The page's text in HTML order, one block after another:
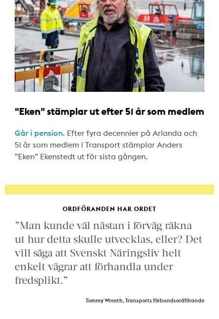
"Eken" stämplar ut efter 51 år som medlem
Går i pension. Efter fyra decennier på Arlanda och
51 år som medlem i Transport stämplar Anders
”Eken” Ekenstedt ut för sista gången.
ORDFÖRANDEN HAR ORDET
”Man kunde väl nästan i förväg räkna
ut hur detta skulle utvecklas, eller? Det
vill säga att Svenskt Näringsliv helt
enkelt vägrar att förhandla under
fredsplikt.”
Tommy Wreeth, Transports förbundsordförande